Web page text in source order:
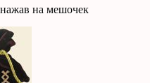
на мешочек